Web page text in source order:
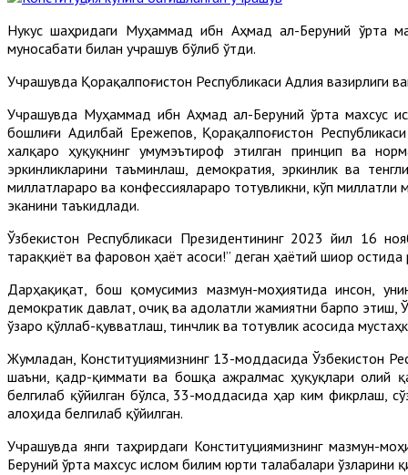
Нукус шаҳридаги Муҳаммад ибн Аҳмад ал-Беруний ўрта
муносабати билан учрашув бўлиб ўтди.
Учрашувда Қорақалпоғистон Республикаси Адлия вазирлиги
Учрашувда Муҳаммад ибн Аҳмад ал-Беруний ўрта махсус
бошлиғи Адилбай Ережепов, Қорақалпоғистон
халқаро ҳуқуқнинг умумэътироф этилган принцип ва
эркинликларини таъминлаш, демократия, эркинлик ва
миллатлараро ва конфессиялараро тотувликни, кўп
эканини таъкидлади.
Ўзбекистон Республикаси Президентининг 2023 йил 16
тараққиёт ва фаровон ҳаёт асоси!” деган ҳаётий шиор
Дарҳақиқат, бош қомусимиз мазмун-моҳиятида инсон,
демократик давлат, очиқ ва адолатли жамиятни барпо этиш,
ўзаро қўллаб-қувватлаш, тинчлик ва тотувлик асосида
Жумладан, Конституциямизнинг 13-моддасида Ўзбекистон
шаъни, қадр-қиммати ва бошқа ажралмас ҳуқуқлари олий
белгилаб қўйилган бўлса, 33-моддасида ҳар ким фикрлаш,
алоҳида белгилаб қўйилган.
Учрашувда янги таҳрирдаги Конституциямизнинг мазмун-
Беруний ўрта махсус ислом билим юрти талабалари ўзларини